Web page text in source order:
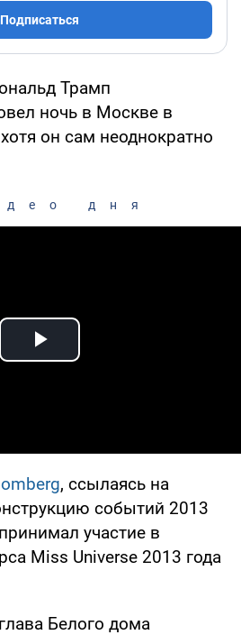
Подписаться
Трамп
ночь в Москве в
он сам неоднократно
дня
Play Video
, ссылаясь на
событий 2013
участие в
Miss Universe 2013 года
Белого дома